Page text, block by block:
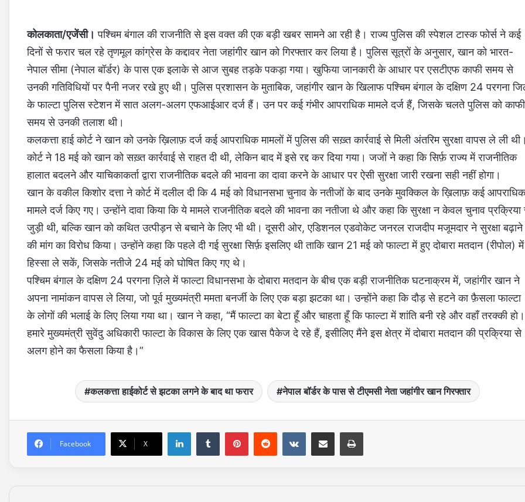
कोलकाता/एजेंसी। पश्चिम बंगाल की राजनीति से इस वक्त की एक बड़ी खबर सामने आ रही है। राज्य पुलिस की स्पेशल टास्क फोर्स ने कई
दिनों से फरार चल रहे तृणमूल कांग्रेस के कद्दावर नेता जहांगीर खान को गिरफ्तार कर लिया है। पुलिस सूत्रों के अनुसार, खान को भारत-
नेपाल सीमा (नेपाल बॉर्डर) के पास एक इलाके से आज सुबह तड़के पकड़ा गया। खुफिया जानकारी के आधार पर एसटीएफ काफी समय से
उनकी गतिविधियों पर पैनी नजर रखे हुए थी। पुलिस प्रशासन के मुताबिक, जहांगीर खान के खिलाफ पश्चिम बंगाल के दक्षिण 24 परगना
के फाल्टा पुलिस स्टेशन में सात अलग-अलग एफआईआर दर्ज हैं। उन पर कई गंभीर आपराधिक मामले दर्ज हैं, जिसके चलते पुलिस को काफी
समय से उनकी तलाश थी।
कलकत्ता हाई कोर्ट ने खान को उनके ख़िलाफ़ दर्ज कई आपराधिक मामलों में पुलिस की सख़्त कार्रवाई से मिली अंतरिम सुरक्षा वापस ले ली थी।
कोर्ट ने 18 मई को खान को सख़्त कार्रवाई से राहत दी थी, लेकिन बाद में इसे रद्द कर दिया गया। जजों ने कहा कि सिर्फ़ राज्य में राजनीतिक
हालात बदलने और याचिकाकर्ता द्वारा राजनीतिक बदले की भावना का दावा करने के आधार पर ऐसी सुरक्षा जारी रखना सही नहीं होगा।
खान के वकील किशोर दत्ता ने कोर्ट में दलील दी कि 4 मई को विधानसभा चुनाव के नतीजों के बाद उनके मुवक्किल के ख़िलाफ़ कई आपराधिक
मामले दर्ज किए गए। उन्होंने दावा किया कि ये मामले राजनीतिक बदले की भावना का नतीजा थे और कहा कि सुरक्षा न केवल चुनाव
जुड़ी थी, बल्कि खान को कथित उत्पीड़न से बचाने के लिए भी थी। दूसरी ओर, एडिशनल एडवोकेट जनरल राजदीप मजूमदार ने सुरक्षा बढ़ाने
की मांग का विरोध किया। उन्होंने कहा कि पहले दी गई सुरक्षा सिर्फ़ इसलिए थी ताकि खान 21 मई को फाल्टा में हुए दोबारा मतदान (रीपोल) में
हिस्सा ले सकें, जिसके नतीजे 24 मई को घोषित किए गए थे।
पश्चिम बंगाल के दक्षिण 24 परगना ज़िले में फाल्टा विधानसभा के दोबारा मतदान के बीच एक बड़ी राजनीतिक घटनाक्रम में, जहांगीर खान ने
अपना नामांकन वापस ले लिया, जो पूर्व मुख्यमंत्री ममता बनर्जी के लिए एक बड़ा झटका था। उन्होंने कहा कि दौड़ से हटने का फ़ैसला फाल्टा
के लोगों की भलाई के लिए लिया गया था। खान ने कहा, “मैं फाल्टा का बेटा हूँ और चाहता हूँ कि फाल्टा में शांति बनी रहे और वहाँ तरक्की हो।
हमारे मुख्यमंत्री सुवेंदु अधिकारी फाल्टा के विकास के लिए एक खास पैकेज दे रहे हैं, इसीलिए मैंने इस क्षेत्र में दोबारा मतदान की प्रक्रिया से
अलग होने का फैसला किया है।”
कलकत्ता हाईकोर्ट से झटका लगने के बाद था फरार नेपाल बॉर्डर के पास से टीएमसी नेता जहांगीर खान गिरफ्तार
Facebook X